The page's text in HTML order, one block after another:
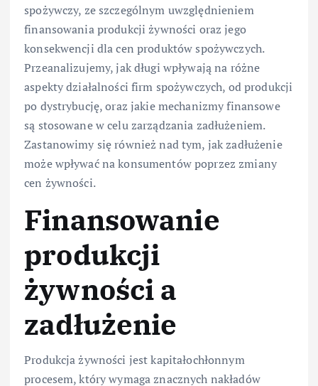
spożywczy, ze szczególnym uwzględnieniem
finansowania produkcji żywności oraz jego
konsekwencji dla cen produktów spożywczych.
Przeanalizujemy, jak długi wpływają na różne
aspekty działalności firm spożywczych, od produkcji
po dystrybucję, oraz jakie mechanizmy finansowe
są stosowane w celu zarządzania zadłużeniem.
Zastanowimy się również nad tym, jak zadłużenie
może wpływać na konsumentów poprzez zmiany
cen żywności.
Finansowanie
produkcji
żywności a
zadłużenie
Produkcja żywności jest kapitałochłonnym
procesem, który wymaga znacznych nakładów